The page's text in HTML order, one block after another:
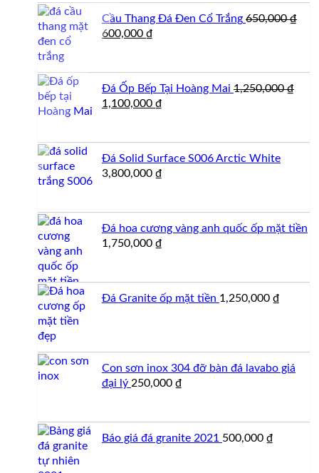
1,700,000 ₫.
Cầu Thang Đá Đen Cổ Trắng 650,000₫
Giá
600,000 ₫
600,000 ₫.
Đá Ốp Bếp Tại Hoàng Mai 1,250,000₫
Giá
1,100,000 ₫
1,100,000 ₫.
Đá Solid Surface S006 Arctic White
3,800,000 ₫
Đá hoa cương vàng anh quốc ốp mặt tiền
1,750,000 ₫
Đá Granite ốp mặt tiền 1,250,000 ₫
Con sơn inox 304 đỡ bàn đá lavabo giá
đại lý 250,000 ₫
Báo giá đá granite 2021 500,000 ₫